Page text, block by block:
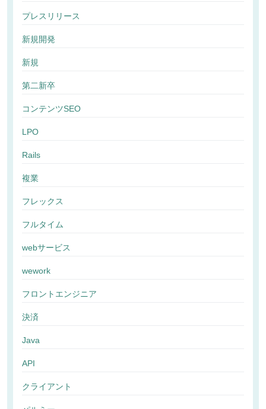
プレスリリース
新規開発
新規
第二新卒
コンテンツSEO
LPO
Rails
複業
フレックス
フルタイム
webサービス
wework
フロントエンジニア
決済
Java
API
クライアント